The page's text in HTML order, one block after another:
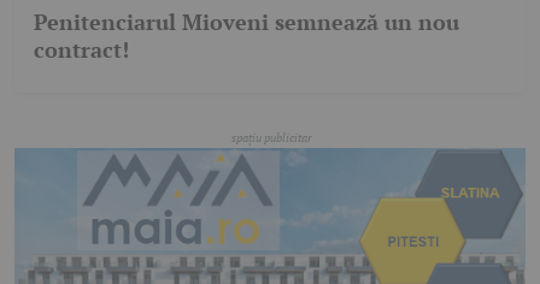
Penitenciarul Mioveni semnează un nou
contract!